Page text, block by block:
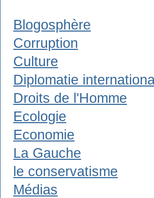
Blogosphère
Corruption
Culture
Diplomatie
Droits de l'Homme
Ecologie
Economie
La Gauche
le conservatisme
Médias